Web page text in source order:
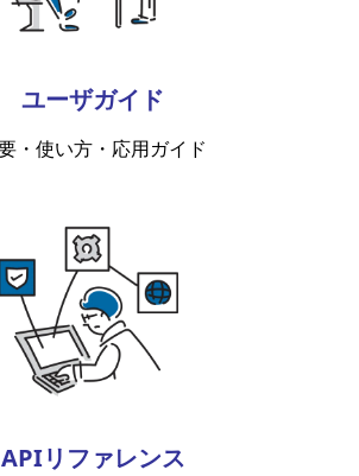
ユーザガイド
・使い方・応用ガイド
APIリファレンス